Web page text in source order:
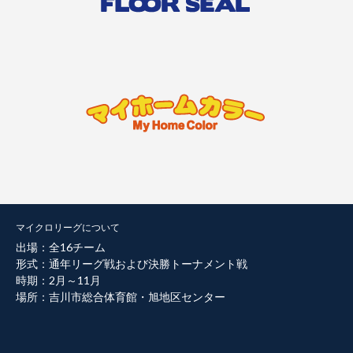
マイクロリーグについて
出場：全16チーム
形式：通年リーグ戦および決勝トーナメント戦
時期：2月～11月
場所：吉川市総合体育館・旭地区センター